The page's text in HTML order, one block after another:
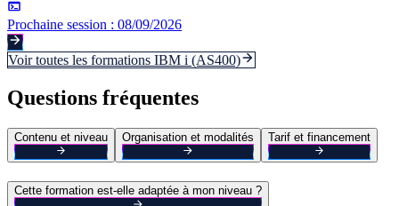
Prochaine session : 08/09/2026
Voir toutes les formations IBM i (AS400)
Questions fréquentes
Contenu et niveau Organisation et modalités Tarif et financement
Cette formation est-elle adaptée à mon niveau ?